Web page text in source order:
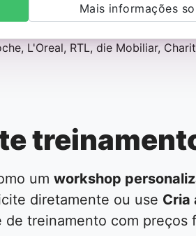
Mais informações
um workshop
diretamente ou use Cria
treinamento com preços